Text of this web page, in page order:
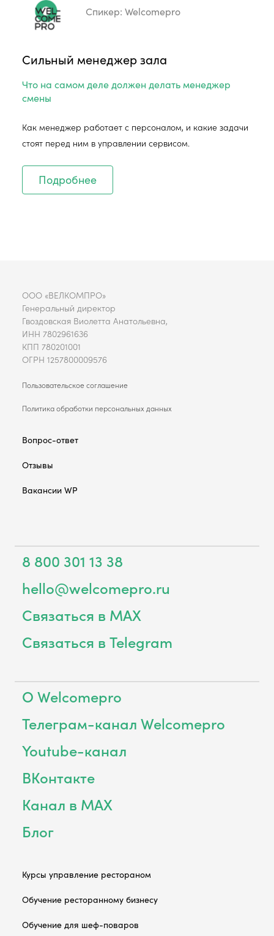
Спикер: Welcomepro
Сильный менеджер зала
Что на самом деле должен делать менеджер
смены
Как менеджер работает с персоналом, и какие задачи
стоят перед ним в управлении сервисом.
Подробнее
ООО «ВЕЛКОМПРО»
Генеральный директор
Гвоздовская Виолетта Анатольевна,
ИНН 7802961636
КПП 780201001
ОГРН 1257800009576
Пользовательское соглашение
Политика обработки персональных данных
Вопрос-ответ
Отзывы
Вакансии WP
8 800 301 13 38
hello@welcomepro.ru
Связаться в MAX
Связаться в Telegram
О Welcomepro
Телеграм-канал Welcomepro
Youtube-канал
ВКонтакте
Канал в MAX
Блог
Курсы управление рестораном
Обучение ресторанному бизнесу
Обучение для шеф-поваров